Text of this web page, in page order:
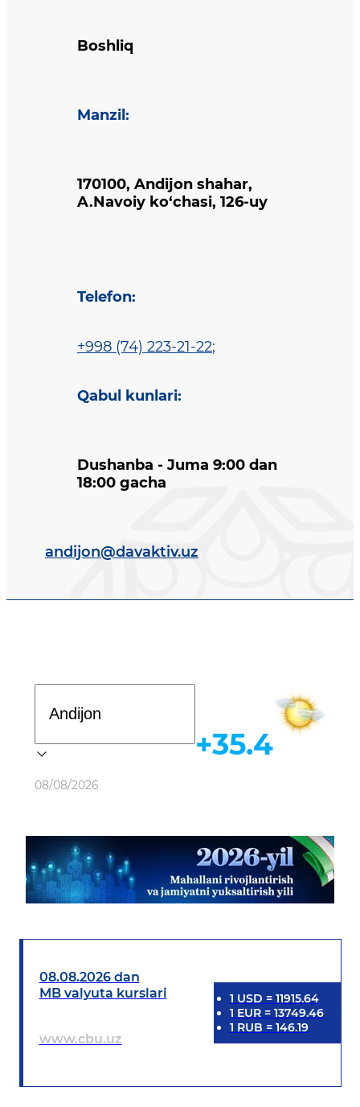
Boshliq
Manzil :
170100, Andijon shahar,
A.Navoiy ko‘chasi, 126-uy
Telefon:
+998 (74) 223-21-22;
Qabul kunlari:
Dushanba - Juma 9:00 dan
18:00 gacha
andijon@davaktiv.uz
Ob-havo
08/08/2026
+35.4
08.08.2026 dan
MB valyuta kurslari
www.cbu.uz
1 USD = 11915.64
1 EUR= 13749.46
1 RUB = 146.19